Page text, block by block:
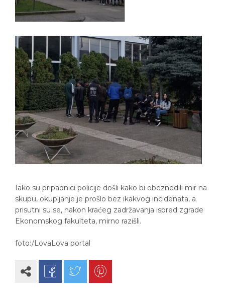
Iako su pripadnici policije došli kako bi obeznedili mir na
skupu, okupljanje je prošlo bez ikakvog incidenata, a
prisutni su se, nakon kraćeg zadržavanja ispred zgrade
Ekonomskog fakulteta, mirno razišli.
foto:/LovaLova portal